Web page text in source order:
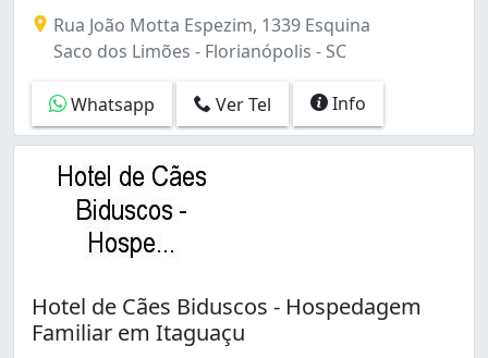
Rua João Motta Espezim, 1339 Esquina
Saco dos Limões - Florianópolis - SC
Whatsapp Ver Tel Info
Hotel de Cães Biduscos - Hospedagem
Familiar em Itaguaçu